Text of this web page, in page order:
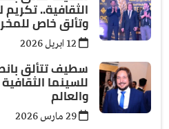
الثقافية..
وتألق خاص
سطيف تتألق
للسينما
والعالم